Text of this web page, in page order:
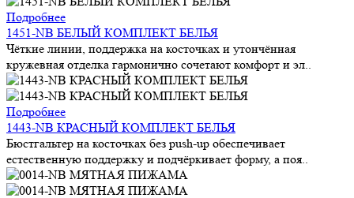
Подробнее
1451-NB БЕЛЫЙ КОМПЛЕКТ БЕЛЬЯ
Чёткие линии, поддержка на косточках и утончённая
кружевная отделка гармонично сочетают комфорт и эл..
Подробнее
1443-NB КРАСНЫЙ КОМПЛЕКТ БЕЛЬЯ
Бюстгальтер на косточках без push-up обеспечивает
естественную поддержку и подчёркивает форму, а поя..